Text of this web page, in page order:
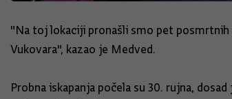
"Na toj lokaciji pronašli smo pet posmrtnih
Vukovara", kazao je Medved.
Probna iskapanja počela su 30. rujna,